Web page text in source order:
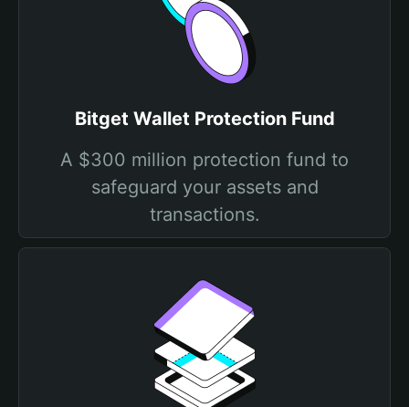
Bitget Wallet Protection Fund
A $300 million protection fund to
safeguard your assets and
transactions.